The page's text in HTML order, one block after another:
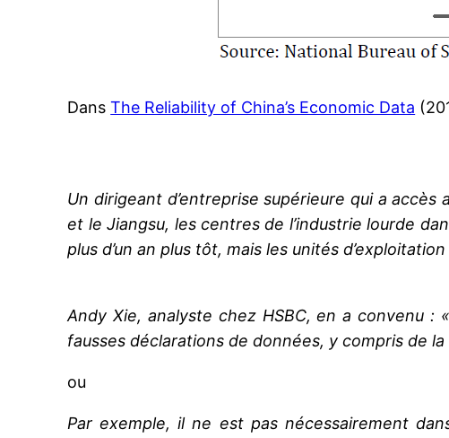
DansThe Reliability of China’s Economic Data
Un dirigeant d’entreprise supérieure qui a
et le Jiangsu, les centres de l’industrie lourde
plus d’un an plus tôt, mais les unités
Andy Xie, analyste chez HSBC, en a convenu :
fausses déclarations de données, y compris de
ou
Par exemple, il ne est pas nécessairement